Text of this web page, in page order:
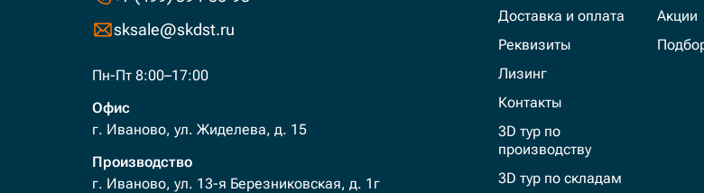
sksale@skdst.ru
Пн-Пт 8:00–17:00
Офис
г. Иваново, ул. Жиделева, д. 15
Производство
г. Иваново, ул. 13-я Березниковская, д. 1г
Доставка и оплата
Реквизиты
Лизинг
Контакты
3D тур по
производству
3D тур по складам
Акции